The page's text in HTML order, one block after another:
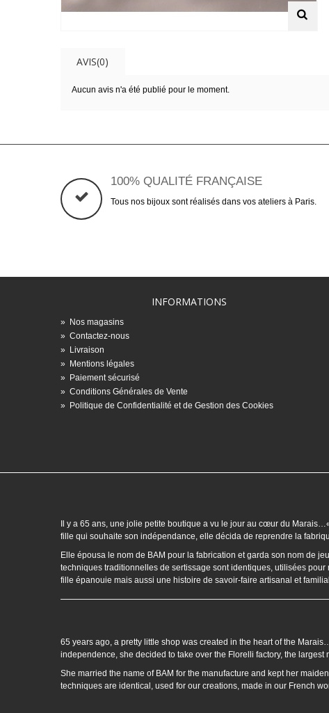
AVIS(0)
Aucun avis n'a été publié pour le moment.
100% QUALITÉ FRANÇAISE
Tous nos bijoux sont réalisés dans vos ateliers à Paris.
INFORMATIONS
»
Nos magasins
» Contactez-nous
»
Livraison
»
Mentions légales
»
Paiement sécurisé
» Conditions Générales de Vente
»
Politique de Confidentialité et de Gestion des Cookies
Il y a 65 ans, une jolie petite boutique a vu le jour au cœur du
fille qui souhaite son indépendance, elle décida de reprendre la
Elle épousa le nom de BAM pour la fabrication et garda son nom de
techniques traditionnelles de sertissage sont identiques, utilisées pour
fille épanouie mais aussi une histoire de savoir-faire artisanal et
65 years ago, a pretty little shop was created in the heart of the
independence, she decided to take over the Florelli factory, the
She married the name of BAM for the manufacture and kept her
techniques are identical, used for our creations, made in our French